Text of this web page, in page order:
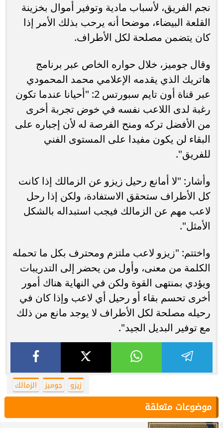
نجم الفريق، لأسباب مادية وتوفير أموال بخزينة
القلعة البيضاء، موضحا أنه يرحب بذلك الأمر إذا
كان يتضمن مصلحة لكل الأطراف.
وقال جوميز، خلال حواره الخاص عبر برنامج
هاتريك الذي يقدمه الإعلامي محمد المحمودي
عبر قناة أون تايم سبورتس 2: "أحيانا عندما تكون
رغبة لدى اللاعب نفسه في خوض تجربة أخرى
من الأفضل تركه ومنح الفرصة له لأن إجباره على
البقاء لن يكون مفيدا على المستوى الفني
للفريق".
وأشار: "لا أمانع رحيل زيزو عن الزمالك إذا كانت
كل الأطراف ستحقق الاستفادة، ولكن إذا رحل
لاعب مهم عن الزمالك فيجب استبداله بالشكل
الأمثل".
واختتم: "زيزو لاعب ملتزم ومحترف بكل ما تحمله
الكلمة من معنى، وأول من يحضر إلى التدريبات
ويؤدي بمنتهى القوة ولكن في النهاية هناك أمور
أخرى تحسم بقاء أو رحيل أي لاعب وإذا كان في
رحيله مصلحة لكل الأطراف لا يوجد مانع من ذلك
مع توفير البديل الجيد".
زيزو جوميز الزمالك
موضوعات متعلقة